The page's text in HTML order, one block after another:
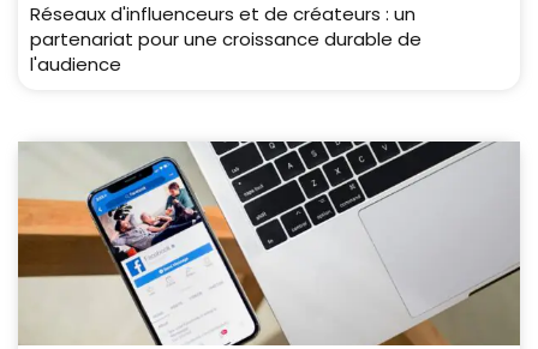
Réseaux d'influenceurs et de créateurs : un
partenariat pour une croissance durable de
l'audience